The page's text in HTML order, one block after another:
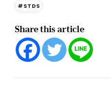
#STDS
Share this article